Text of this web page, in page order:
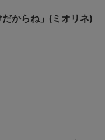
だからね」(ミオリネ)